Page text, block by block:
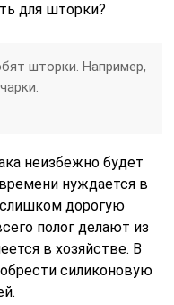
для шторки?
шторки. Например,
неизбежно будет
нуждается в
слишком дорогую
полог делают из
в хозяйстве. В
силиконовую